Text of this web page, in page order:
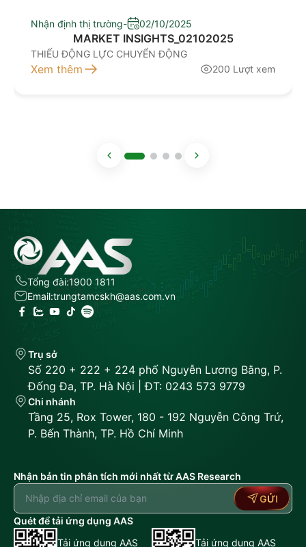
Nhận định thị trường- 02/10/2025
MARKET INSIGHTS_02102025
THIẾU ĐỘNG LỰC CHUYỂN ĐỘNG
Xem thêm 200 Lượt xem
Tổng đài:1900 1811
Email:trungtamcskh@aas.com.vn
Trụ sở
Số 220 + 222 + 224 phố Nguyễn Lương Bằng, P.
Đống Đa, TP. Hà Nội | ĐT: 0243 573 9779
Chi nhánh
Tầng 25, Rox Tower, 180 - 192 Nguyễn Công Trứ,
P. Bến Thành, TP. Hồ Chí Minh
Nhận bản tin phân tích mới nhất từ AAS Research
GỬI
Quét để tải ứng dụng AAS
Tải ứng dụng AAS
Tải ứng dụng AAS